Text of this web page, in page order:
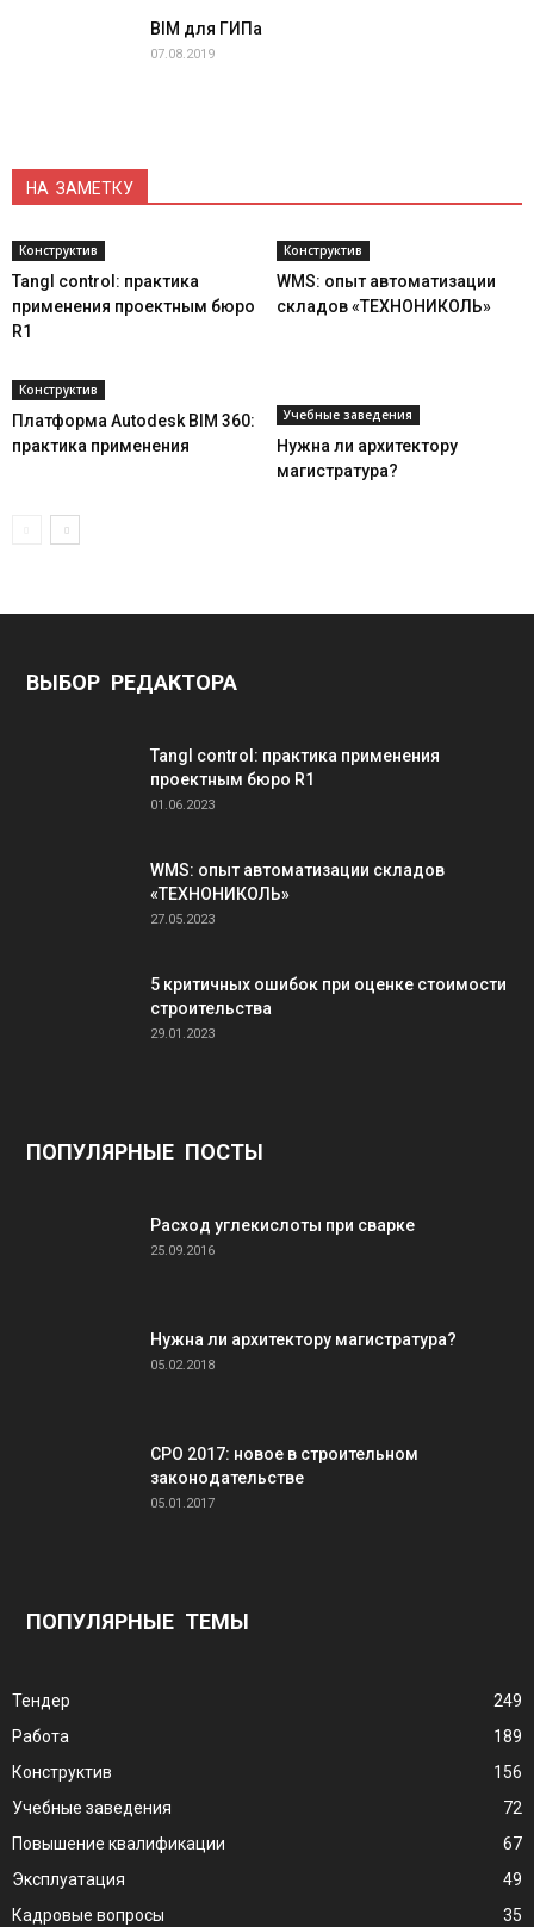
BIM для ГИПа
07.08.2019
НА ЗАМЕТКУ
Конструктив
Tangl control: практика
применения проектным бюро
R1
Конструктив
WMS: опыт автоматизации
складов «ТЕХНОНИКОЛЬ»
Конструктив
Платформа Autodesk BIM 360:
практика применения
Учебные заведения
Нужна ли архитектору
магистратура?
ВЫБОР РЕДАКТОРА
Tangl control: практика применения
проектным бюро R1
01.06.2023
WMS: опыт автоматизации складов
«ТЕХНОНИКОЛЬ»
27.05.2023
5 критичных ошибок при оценке стоимости
строительства
29.01.2023
ПОПУЛЯРНЫЕ ПОСТЫ
Расход углекислоты при сварке
25.09.2016
Нужна ли архитектору магистратура?
05.02.2018
СРО 2017: новое в строительном
законодательстве
05.01.2017
ПОПУЛЯРНЫЕ ТЕМЫ
Тендер
249
Работа
189
Конструктив
156
Учебные заведения
72
Повышение квалификации
67
Эксплуатация
49
Кадровые вопросы
35